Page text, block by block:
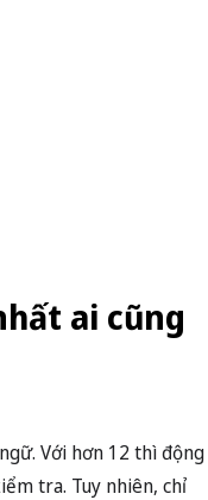
ai cũng
Với hơn 12 thì động
tra. Tuy nhiên, chỉ